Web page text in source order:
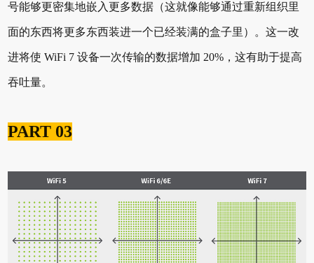
号能够更密集地嵌入更多数据（这就像能够通过重新组织里
面的东西将更多东西装进一个已经装满的盒子里）。这一改
进将使 WiFi 7 设备一次传输的数据增加 20%，这有助于提高
吞吐量。
PART 03